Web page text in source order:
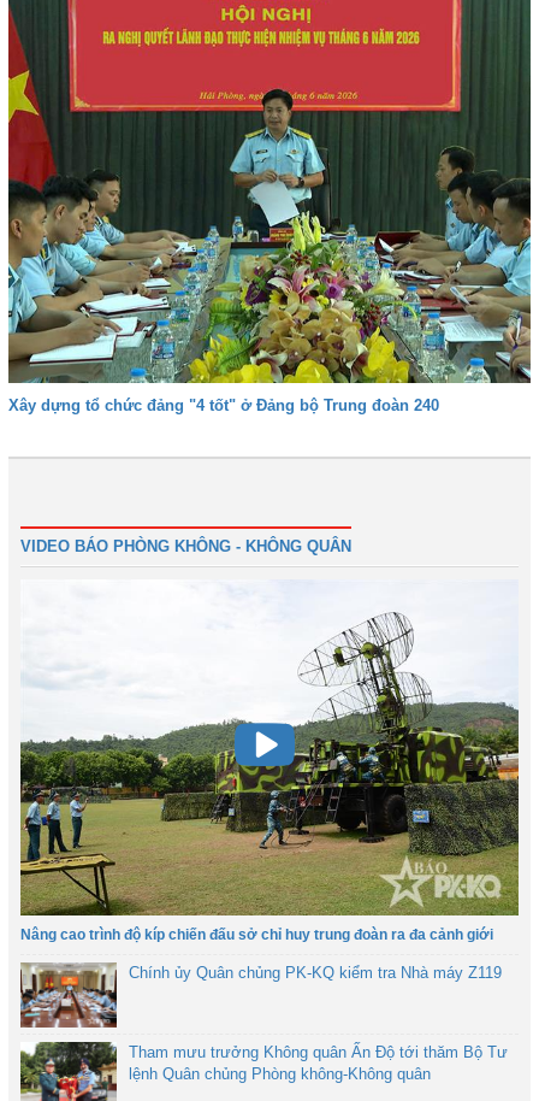
Xây dựng tổ chức đảng "4 tốt" ở Đảng bộ Trung đoàn 240
VIDEO BÁO PHÒNG KHÔNG - KHÔNG QUÂN
Nâng cao trình độ kíp chiến đấu sở chỉ huy trung đoàn ra đa cảnh giới
Chính ủy Quân chủng PK-KQ kiểm tra Nhà máy Z119
Tham mưu trưởng Không quân Ấn Độ tới thăm Bộ Tư
lệnh Quân chủng Phòng không-Không quân